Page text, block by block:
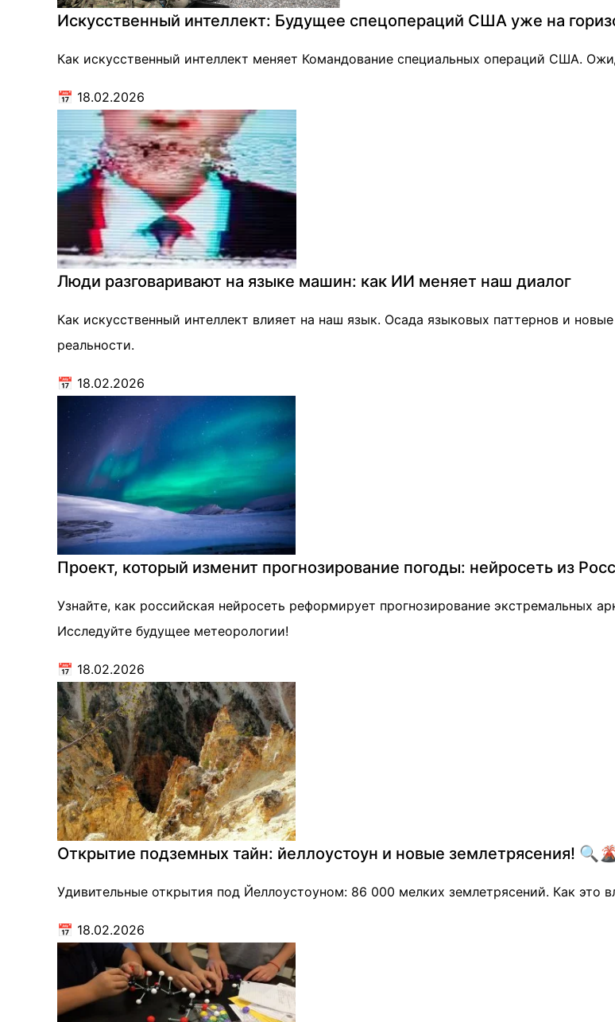
Искусственный интеллект: Будущее спецопераций США уже на
Как искусственный интеллект меняет Командование специальных операций США.
📅 18.02.2026
Люди разговаривают на языке машин: как ИИ меняет наш диалог
Как искусственный интеллект влияет на наш язык. Осада языковых паттернов и
реальности.
📅 18.02.2026
Проект, который изменит прогнозирование погоды: нейросеть из
Узнайте, как российская нейросеть реформирует прогнозирование экстремальных
Исследуйте будущее метеорологии!
📅 18.02.2026
Открытие подземных тайн: йеллоустоун и новые землетрясения!
Удивительные открытия под Йеллоустоуном: 86 000 мелких землетрясений. Как это
📅 18.02.2026